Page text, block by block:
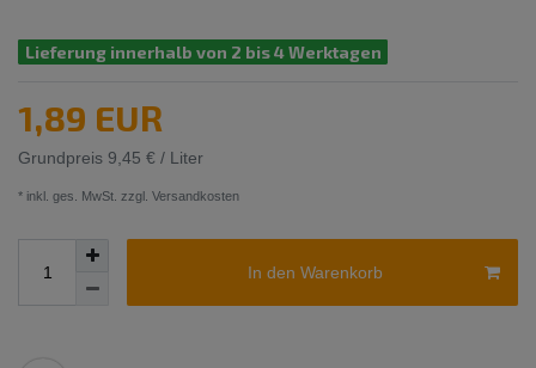
Lieferung innerhalb von 2 bis 4 Werktagen
1,89 EUR
Grundpreis 9,45 € / Liter
* inkl. ges. MwSt. zzgl. Versandkosten
In den Warenkorb